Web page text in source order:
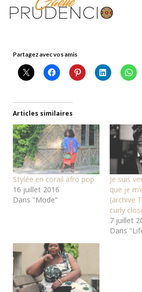
Partagez avec vos amis
Articles similaires
Stylée en corail afro pop
16 juillet 2016
Dans "Mode"
Je suis
que je
(archive
curly
7 juillet
Dans